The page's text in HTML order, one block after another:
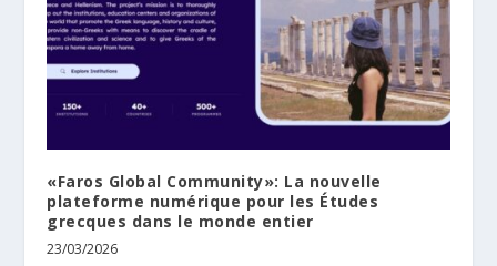
«Faros Global Community»: La nouvelle
plateforme numérique pour les Études
grecques dans le monde entier
23/03/2026